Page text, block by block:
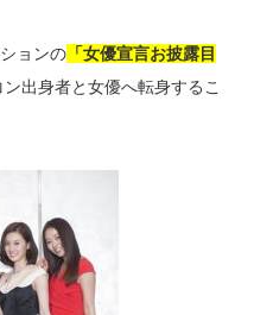
ョンの 「女優宣言お披露目
出身者と女優へ転身するこ